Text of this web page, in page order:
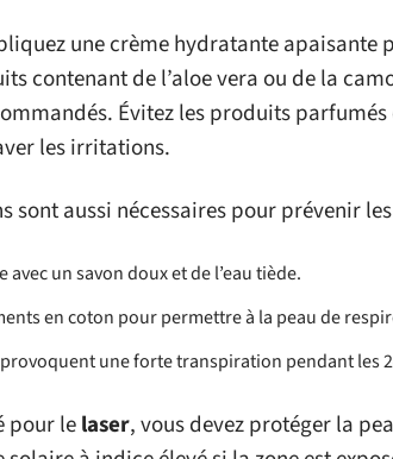
une crème hydratante apaisante
contenant de l’aloe vera ou de la
Évitez les produits parfumés
les irritations.
sont aussi nécessaires pour prévenir
avec un savon doux et de l’eau tiède.
en coton pour permettre à la peau de
une forte transpiration pendant les
pour lelaser, vous devez protéger la